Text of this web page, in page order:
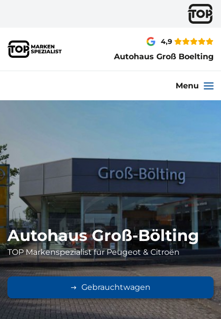
4,9
Autohaus Groß Boelting
Menu
Autohaus Groß-Bölting
TOP Markenspezialist für Peugeot & Citroën
Gebrauchtwagen